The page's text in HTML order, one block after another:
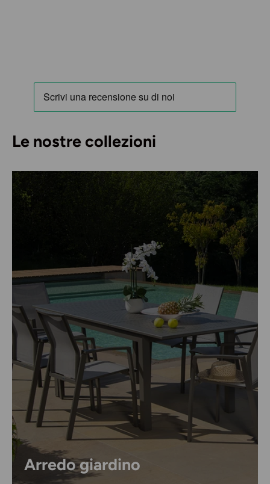
Le nostre collezioni
Arredo giardino